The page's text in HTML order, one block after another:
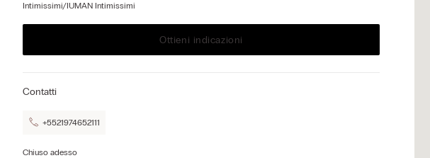
Intimissimi/IUMAN Intimissimi
Ottieni indicazioni
Contatti
+5521974652111
Chiuso adesso